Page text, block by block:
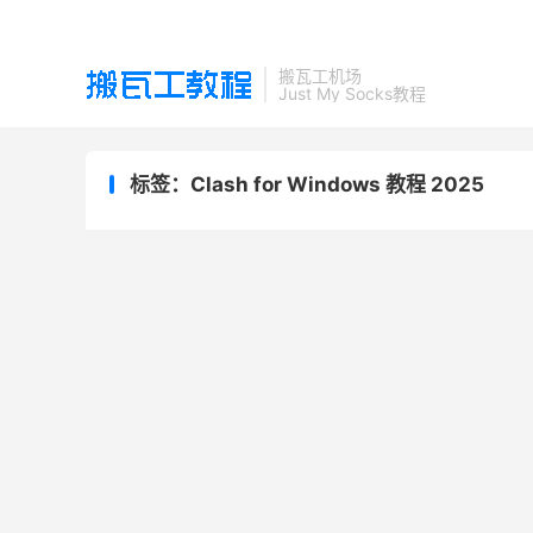
搬瓦工机场
Just My Socks教程
标签：Clash for Windows 教程 2025